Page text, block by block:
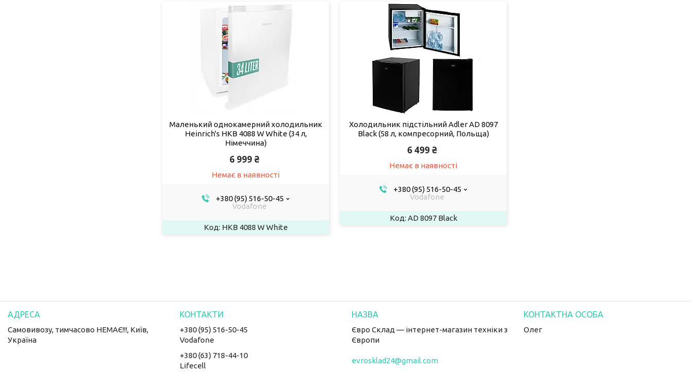
Маленький однокамерний холодильник
Heinrich's HKB 4088 W White (34 л,
Німеччина)
6 999 ₴
Немає в наявності
+380 (95) 516-50-45
Vodafone
HKB 4088 W White
Холодильник підстільний Adler AD 8097
Black (58 л, компресорний, Польща)
6 499 ₴
Немає в наявності
+380 (95) 516-50-45
Vodafone
AD 8097 Black
Самовивозу, тимчасово НЕМАЄ!!!, Київ,
Україна
+380 (95) 516-50-45
Vodafone
+380 (63) 718-44-10
Lifecell
Євро Склад — інтернет-магазин техніки з
Європи
evrosklad24@gmail.com
Олег